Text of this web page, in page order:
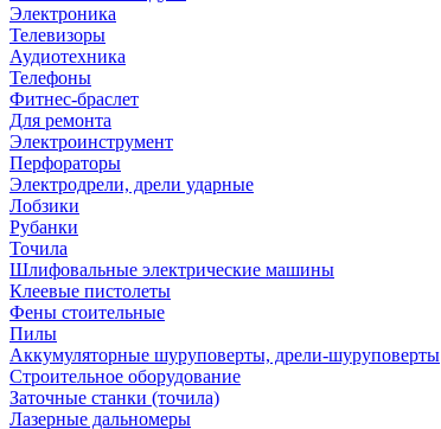
Электроника
Телевизоры
Аудиотехника
Телефоны
Фитнес-браслет
Для ремонта
Электроинструмент
Перфораторы
Электродрели, дрели ударные
Лобзики
Рубанки
Точила
Шлифовальные электрические машины
Клеевые пистолеты
Фены стоительные
Пилы
Аккумуляторные шуруповерты, дрели-шуруповерты
Строительное оборудование
Заточные станки (точила)
Лазерные дальномеры